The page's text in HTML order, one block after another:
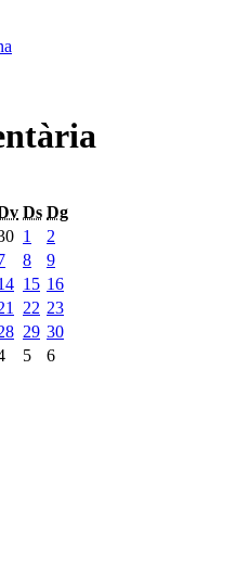
Ds Dg
1
2
8
9
15 16
22 23
29 30
5 6